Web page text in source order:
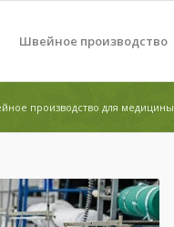
Швейное производство
производство для медицины